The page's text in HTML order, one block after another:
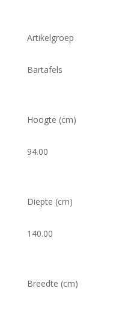
Artikelgroep
Bartafels
Hoogte (cm)
94.00
Diepte (cm)
140.00
Breedte (cm)